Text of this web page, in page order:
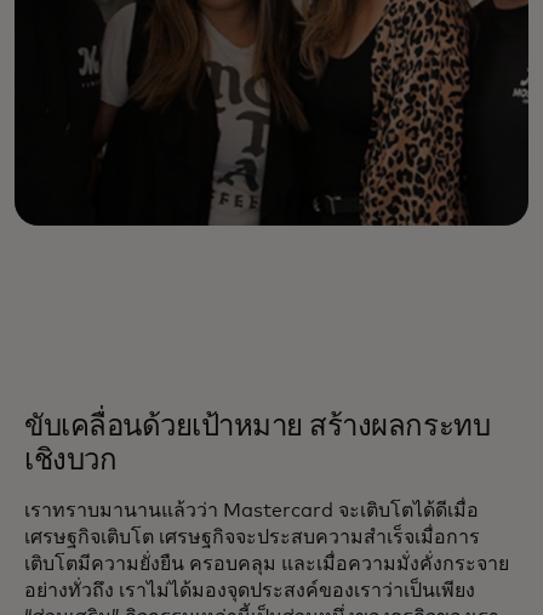
ขับเคลื่อนด้วยเป้าหมาย สร้างผลกระทบ
เชิงบวก
เราทราบมานานแล้วว่า Mastercard จะเติบโตได้ดีเมื่อ
เศรษฐกิจเติบโต เศรษฐกิจจะประสบความสำเร็จเมื่อการ
เติบโตมีความยั่งยืน ครอบคลุม และเมื่อความมั่งคั่งกระจาย
อย่างทั่วถึง เราไม่ได้มองจุดประสงค์ของเราว่าเป็นเพียง